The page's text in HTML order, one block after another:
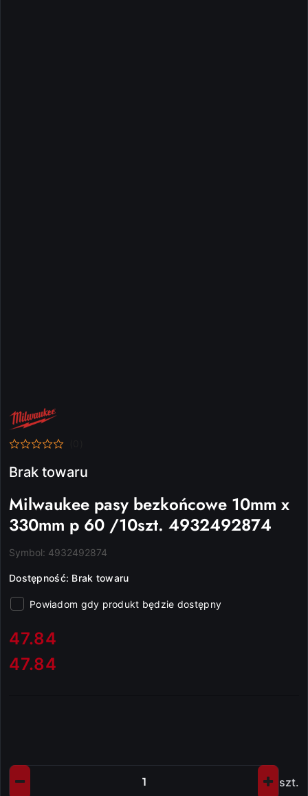
NAZWA
PRODUCENTA:
MILWAUKEE
Brak towaru
Milwaukee pasy bezkońcowe 10mm x
330mm p 60 /10szt. 4932492874
Symbol: 4932492874
Dostępność: Brak towaru
Powiadom gdy produkt będzie dostępny
cena:
47.84
Cena:
47.84
Ilość szt.